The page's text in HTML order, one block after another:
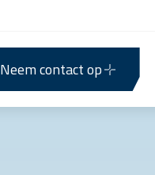
Neem contact op